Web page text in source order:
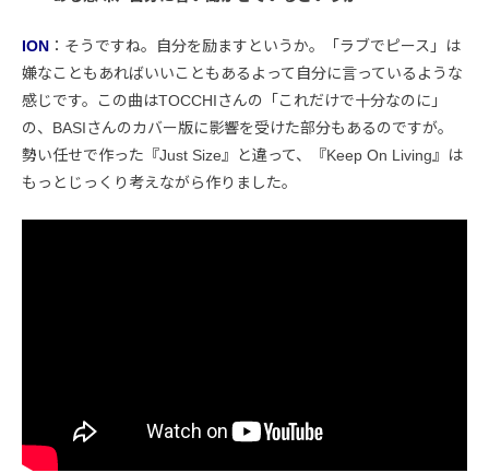
ION ：そうですね。自分を励ますというか。「ラブでピース」は
嫌なこともあればいいこともあるよって自分に言っているような
感じです。この曲はTOCCHIさんの「これだけで十分なのに」
の、BASIさんのカバー版に影響を受けた部分もあるのですが。
勢い任せで作った『Just Size』と違って、『Keep On Living』は
もっとじっくり考えながら作りました。